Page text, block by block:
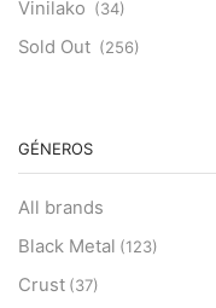
Vinilako (34)
Sold Out (256)
GÉNEROS
All brands
Black Metal (123)
Crust (37)